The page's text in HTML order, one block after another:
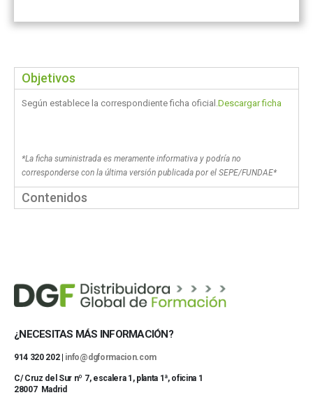
Objetivos
Según establece la correspondiente ficha oficial.Descargar ficha
*La ficha suministrada es meramente informativa y podría no
corresponderse con la última versión publicada por el SEPE/FUNDAE*
Contenidos
¿NECESITAS MÁS INFORMACIÓN?
914 320 202 | info@dgformacion.com
C/ Cruz del Sur nº 7, escalera 1, planta 1ª, oficina 1
28007 Madrid